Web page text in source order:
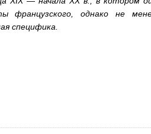
французского, однако не
специфика.